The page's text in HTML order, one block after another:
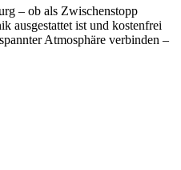
– ob als Zwischenstopp
ausgestattet ist und kostenfrei
Atmosphäre verbinden –